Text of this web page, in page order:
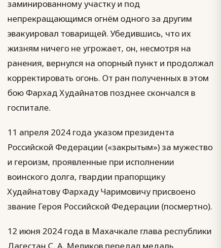
заминированному участку и под
непрекращающимся огнём одного за другим
эвакуировал товарищей. Убедившись, что их
жизням ничего не угрожает, он, несмотря на
ранения, вернулся на опорный пункт и продолжал
корректировать огонь. От ран полученных в этом
бою Фархад Худайнатов позднее скончался в
госпитале.
11 апреля 2024 года указом президента
Российской Федерации («закрытым») за мужество
и героизм, проявленные при исполнении
воинского долга, гвардии прапорщику
Худайнатову Фархаду Чаримовичу присвоено
звание Героя Российской Федерации (посмертно).
12 июня 2024 года в Махачкале глава республики